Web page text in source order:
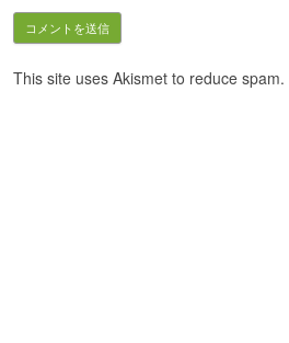
This site uses Akismet to reduce spam.